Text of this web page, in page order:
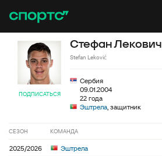
ПОДПИСАТЬСЯ
Стефан Лекович
Stefan Leković
Сербия
09.01.2004
22 года
Эштрела, защитник
СЕЗОН КОМАНДА
2025/2026 Эштрела